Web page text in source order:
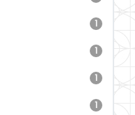
1
1
1
1